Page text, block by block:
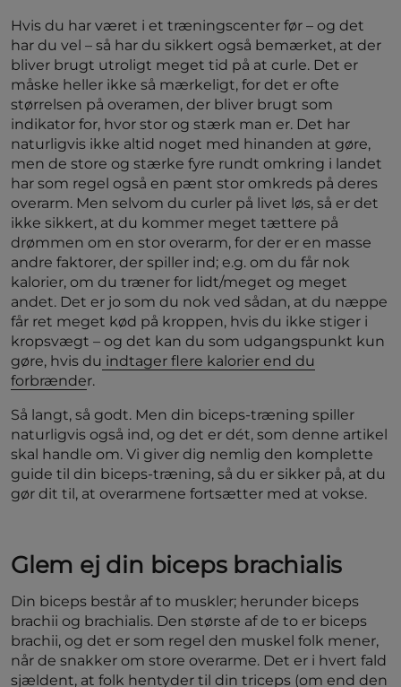
Hvis du har været i et træningscenter før – og det
har du vel – så har du sikkert også bemærket, at der
bliver brugt utroligt meget tid på at curle. Det er
måske heller ikke så mærkeligt, for det er ofte
størrelsen på overamen, der bliver brugt som
indikator for, hvor stor og stærk man er. Det har
naturligvis ikke altid noget med hinanden at gøre,
men de store og stærke fyre rundt omkring i landet
har som regel også en pænt stor omkreds på deres
overarm. Men selvom du curler på livet løs, så er det
ikke sikkert, at du kommer meget tættere på
drømmen om en stor overarm, for der er en masse
andre faktorer, der spiller ind; e.g. om du får nok
kalorier, om du træner for lidt/meget og meget
andet. Det er jo som du nok ved sådan, at du næppe
får ret meget kød på kroppen, hvis du ikke stiger i
kropsvægt – og det kan du som udgangspunkt kun
gøre, hvis du indtager flere kalorier end du
forbrænder.
Så langt, så godt. Men din biceps-træning spiller
naturligvis også ind, og det er dét, som denne artikel
skal handle om. Vi giver dig nemlig den komplette
guide til din biceps-træning, så du er sikker på, at du
gør dit til, at overarmene fortsætter med at vokse.
Glem ej din biceps brachialis
Din biceps består af to muskler; herunder biceps
brachii og brachialis. Den største af de to er biceps
brachii, og det er som regel den muskel folk mener,
når de snakker om store overarme. Det er i hvert fald
sjældent, at folk hentyder til din triceps (om end den